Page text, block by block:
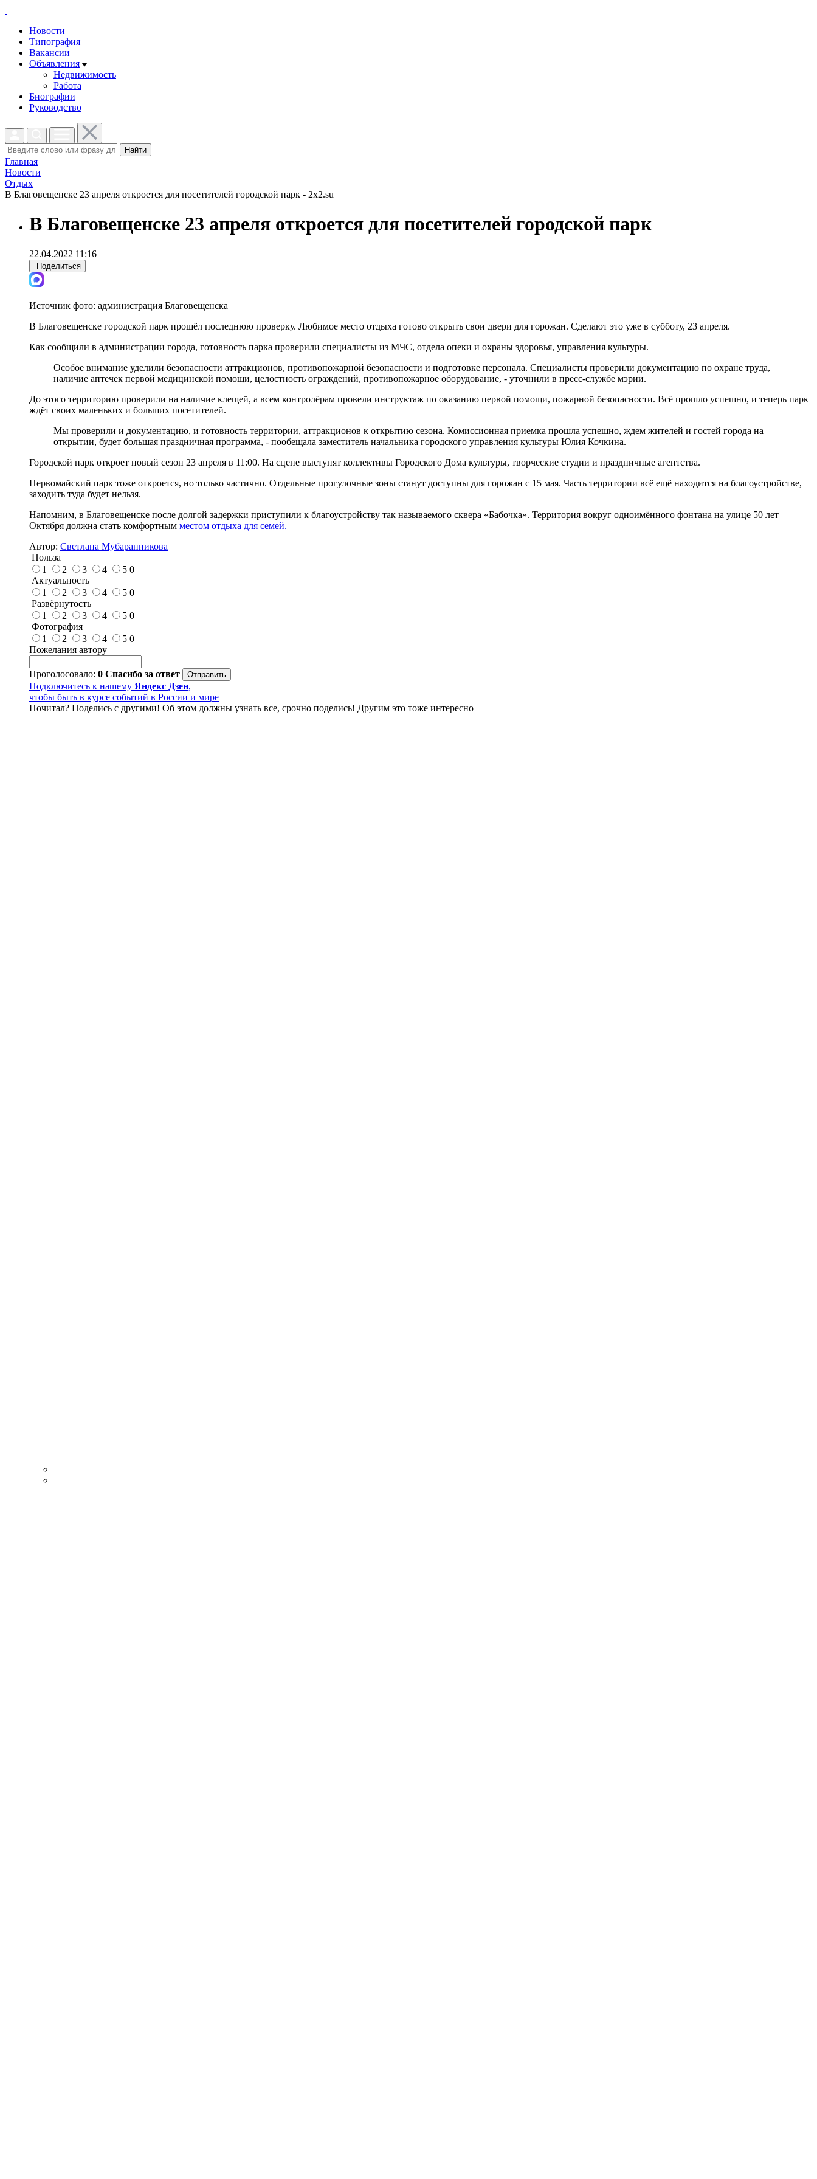
Новости
Типография
Вакансии
Объявления
Недвижимость
Работа
Биографии
Руководство
Найти
Главная
Новости
Отдых
В Благовещенске 23 апреля откроется для посетителей городской парк - 2x2.su
В Благовещенске 23 апреля откроется для посетителей городской парк
22.04.2022 11:16
Поделиться
Источник фото: администрация Благовещенска
В Благовещенске городской парк прошёл последнюю проверку. Любимое место отдыха готово открыть свои двери для горожан. Сделают это уже в субботу, 23 апреля.
Как сообщили в администрации города, готовность парка проверили специалисты из МЧС, отдела опеки и охраны здоровья, управления культуры.
Особое внимание уделили безопасности аттракционов, противопожарной безопасности и подготовке персонала. Специалисты проверили документацию по охране труда,
наличие аптечек первой медицинской помощи, целостность ограждений, противопожарное оборудование, - уточнили в пресс-службе мэрии.
До этого территорию проверили на наличие клещей, а всем контролёрам провели инструктаж по оказанию первой помощи, пожарной безопасности. Всё прошло успешно, и теперь парк
ждёт своих маленьких и больших посетителей.
Мы проверили и документацию, и готовность территории, аттракционов к открытию сезона. Комиссионная приемка прошла успешно, ждем жителей и гостей города на
открытии, будет большая праздничная программа, - пообещала заместитель начальника городского управления культуры Юлия Кочкина.
Городской парк откроет новый сезон 23 апреля в 11:00. На сцене выступят коллективы Городского Дома культуры, творческие студии и праздничные агентства.
Первомайский парк тоже откроется, но только частично. Отдельные прогулочные зоны станут доступны для горожан с 15 мая. Часть территории всё ещё находится на благоустройстве,
заходить туда будет нельзя.
Напомним, в Благовещенске после долгой задержки приступили к благоустройству так называемого сквера «Бабочка». Территория вокруг одноимённого фонтана на улице 50 лет
Октября должна стать комфортным местом отдыха для семей.
Автор: Светлана Мубаранникова
Польза
1
2 3 4 5 0
Актуальность
1
2 3 4 5 0
Развёрнутость
1
2 3 4 5 0
Фотография
1
2 3 4 5 0
Пожелания автору
Проголосовало: 0 Спасибо за ответ
Подключитесь к нашему Яндекс Дзен,
чтобы быть в курсе событий в России и мире
Почитал? Поделись с другими! Об этом должны узнать все, срочно поделись! Другим это тоже интересно